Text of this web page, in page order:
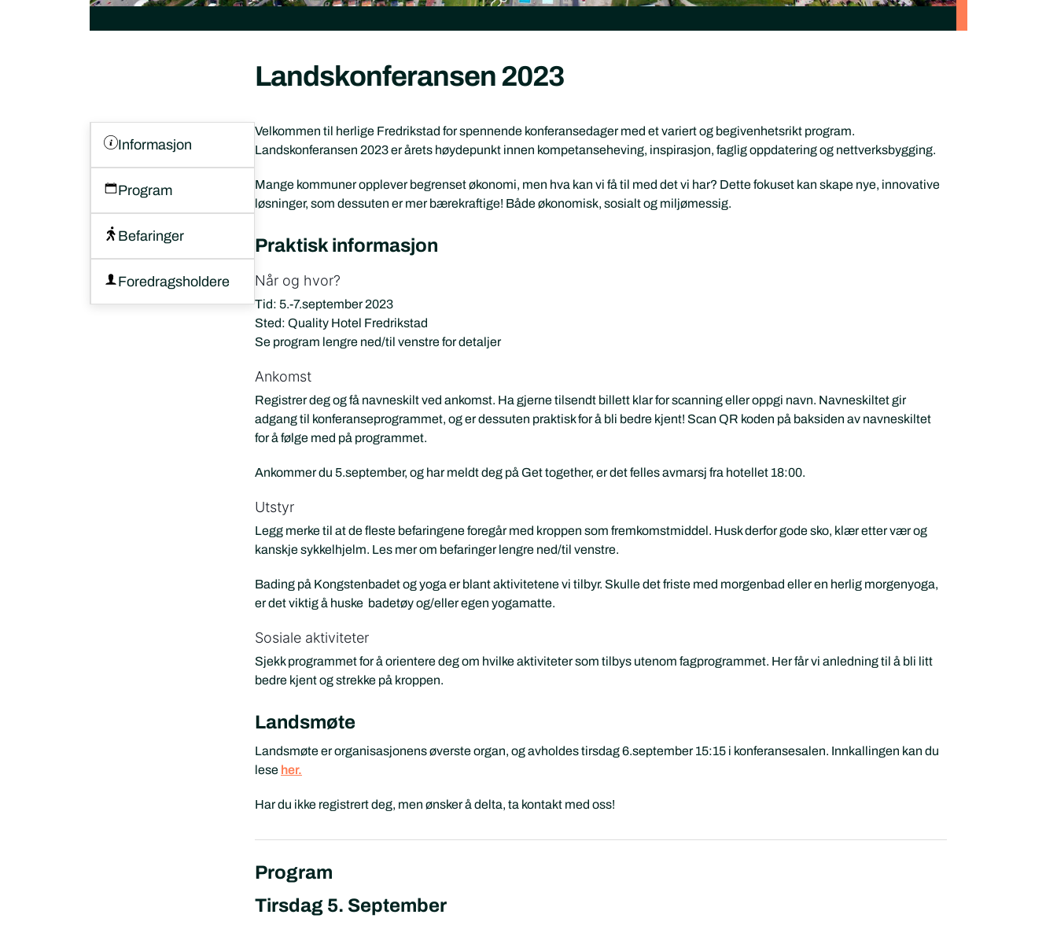
Landskonferansen 2023
Informasjon
Program
Befaringer
Foredragsholdere
Velkommen til herlige Fredrikstad for spennende konferansedager med et variert og begivenhetsrikt program.
Landskonferansen 2023 er årets høydepunkt innen kompetanseheving, inspirasjon, faglig oppdatering og nettverksbygging.
Mange kommuner opplever begrenset økonomi, men hva kan vi få til med det vi har? Dette fokuset kan skape nye, innovative
løsninger, som dessuten er mer bærekraftige! Både økonomisk, sosialt og miljømessig.
Praktisk informasjon
Når og hvor?
Tid: 5.-7.september 2023
Sted: Quality Hotel Fredrikstad
Se program lengre ned/til venstre for detaljer
Ankomst
Registrer deg og få navneskilt ved ankomst. Ha gjerne tilsendt billett klar for scanning eller oppgi navn. Navneskiltet gir
adgang til konferanseprogrammet, og er dessuten praktisk for å bli bedre kjent! Scan QR koden på baksiden av navneskiltet
for å følge med på programmet.
Ankommer du 5.september, og har meldt deg på Get together, er det felles avmarsj fra hotellet 18:00.
Utstyr
Legg merke til at de fleste befaringene foregår med kroppen som fremkomstmiddel. Husk derfor gode sko, klær etter vær og
kanskje sykkelhjelm. Les mer om befaringer lengre ned/til venstre.
Bading på Kongstenbadet og yoga er blant aktivitetene vi tilbyr. Skulle det friste med morgenbad eller en herlig morgenyoga,
er det viktig å huske badetøy og/eller egen yogamatte.
Sosiale aktiviteter
Sjekk programmet for å orientere deg om hvilke aktiviteter som tilbys utenom fagprogrammet. Her får vi anledning til å bli litt
bedre kjent og strekke på kroppen.
Landsmøte
Landsmøte er organisasjonens øverste organ, og avholdes tirsdag 6.september 15:15 i konferansesalen. Innkallingen kan du
lese her.
Har du ikke registrert deg, men ønsker å delta, ta kontakt med oss!
Program
Tirsdag 5. September